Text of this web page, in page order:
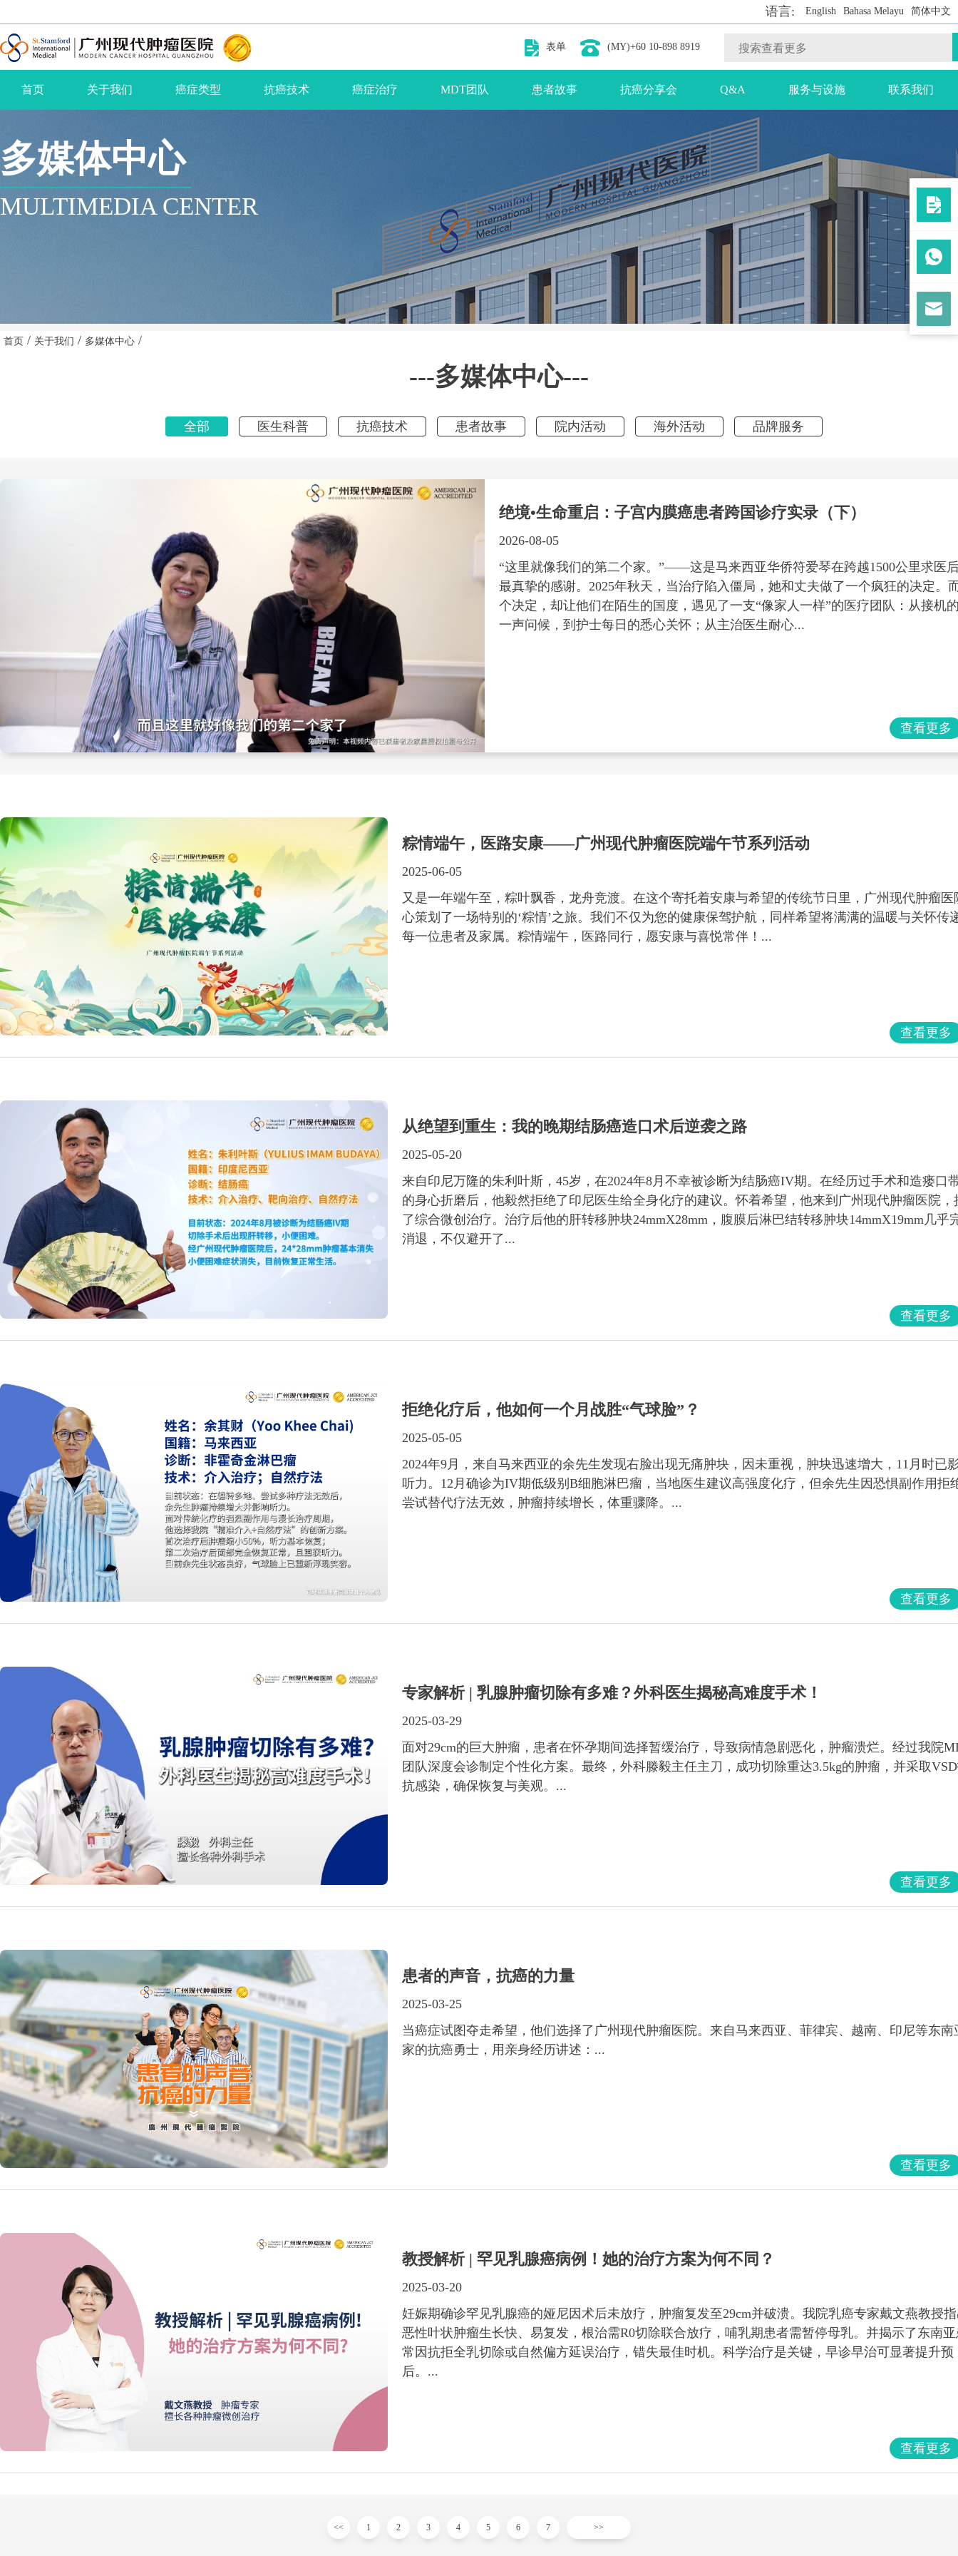
语言: English Bahasa Melayu 简体中文
表单 (MY)+60 10-898 8919
首页 关于我们 癌症类型 抗癌技术 癌症治疗 MDT团队 患者故事 抗癌分享会 Q&A 服务与设施 联系我们
多媒体中心
MULTIMEDIA CENTER
首页 / 关于我们 / 多媒体中心 /
---多媒体中心---
全部 医生科普 抗癌技术 患者故事 院内活动 海外活动 品牌服务
绝境•生命重启：子宫内膜癌患者跨国诊疗实录（下）
2026-08-05
“这里就像我们的第二个家。”——这是马来西亚华侨符爱琴在跨越1500公里求医
最真挚的感谢。2025年秋天，当治疗陷入僵局，她和丈夫做了一个疯狂的决定。
个决定，却让他们在陌生的国度，遇见了一支“像家人一样”的医疗团队：从接机
一声问候，到护士每日的悉心关怀；从主治医生耐心...
查看更多
粽情端午，医路安康——广州现代肿瘤医院端午节系列活动
2025-06-05
又是一年端午至，粽叶飘香，龙舟竞渡。在这个寄托着安康与希望的传统节日里，广州现代肿瘤医
心策划了一场特别的‘粽情’之旅。我们不仅为您的健康保驾护航，同样希望将满满的温暖与关怀传
每一位患者及家属。粽情端午，医路同行，愿安康与喜悦常伴！...
查看更多
从绝望到重生：我的晚期结肠癌造口术后逆袭之路
2025-05-20
来自印尼万隆的朱利叶斯，45岁，在2024年8月不幸被诊断为结肠癌IV期。在经历过手术和造瘘口
的身心折磨后，他毅然拒绝了印尼医生给全身化疗的建议。怀着希望，他来到广州现代肿瘤医院，
了综合微创治疗。治疗后他的肝转移肿块24mmX28mm，腹膜后淋巴结转移肿块14mmX19mm几乎
消退，不仅避开了...
查看更多
拒绝化疗后，他如何一个月战胜“气球脸”？
2025-05-05
2024年9月，来自马来西亚的余先生发现右脸出现无痛肿块，因未重视，肿块迅速增大，11月时已
听力。12月确诊为IV期低级别B细胞淋巴瘤，当地医生建议高强度化疗，但余先生因恐惧副作用拒
尝试替代疗法无效，肿瘤持续增长，体重骤降。...
查看更多
专家解析 | 乳腺肿瘤切除有多难？外科医生揭秘高难度手术！
2025-03-29
面对29cm的巨大肿瘤，患者在怀孕期间选择暂缓治疗，导致病情急剧恶化，肿瘤溃烂。经过我院
团队深度会诊制定个性化方案。最终，外科滕毅主任主刀，成功切除重达3.5kg的肿瘤，并采取
抗感染，确保恢复与美观。...
查看更多
患者的声音，抗癌的力量
2025-03-25
当癌症试图夺走希望，他们选择了广州现代肿瘤医院。来自马来西亚、菲律宾、越南、印尼等东南
家的抗癌勇士，用亲身经历讲述：...
查看更多
教授解析 | 罕见乳腺癌病例！她的治疗方案为何不同？
2025-03-20
妊娠期确诊罕见乳腺癌的娅尼因术后未放疗，肿瘤复发至29cm并破溃。我院乳癌专家戴文燕教授
恶性叶状肿瘤生长快、易复发，根治需R0切除联合放疗，哺乳期患者需暂停母乳。并揭示了东南
常因抗拒全乳切除或自然偏方延误治疗，错失最佳时机。科学治疗是关键，早诊早治可显著提升预
后。...
查看更多
<< 1 2 3 4 5 6 7 >>